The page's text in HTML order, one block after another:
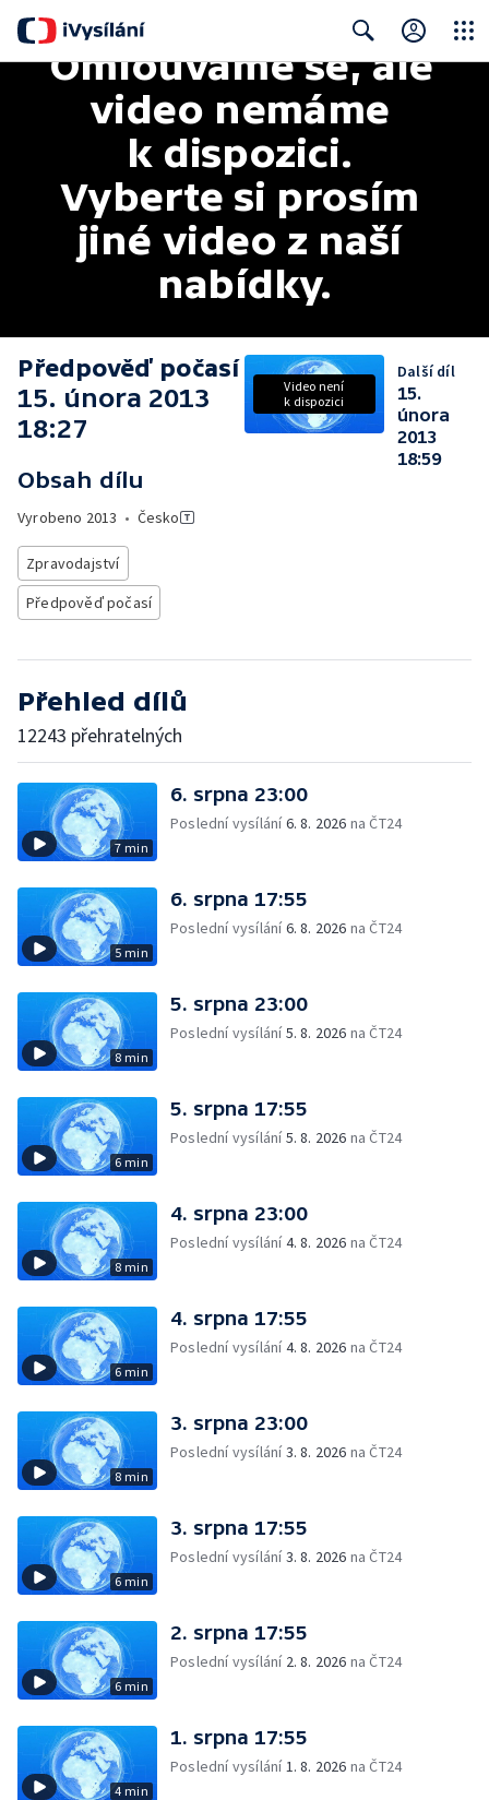
Search
Omlouváme se, ale
video nemáme
k dispozici.
Vyberte si prosím
jiné video z naší
nabídky.
Předpověď počasí
15. února 2013
18:27
Obsah dílu
Vyrobeno 2013 • Česko
Zpravodajství
Předpověď počasí
Video není
k dispozici
Další díl
15.
února
2013
18:59
Přehled dílů
12243 přehratelných
7 min
6. srpna 23:00
Poslední vysílání6. 8. 2026 na ČT24
5 min
6. srpna 17:55
Poslední vysílání6. 8. 2026 na ČT24
8 min
5. srpna 23:00
Poslední vysílání5. 8. 2026 na ČT24
6 min
5. srpna 17:55
Poslední vysílání5. 8. 2026 na ČT24
8 min
4. srpna 23:00
Poslední vysílání4. 8. 2026 na ČT24
6 min
4. srpna 17:55
Poslední vysílání4. 8. 2026 na ČT24
8 min
3. srpna 23:00
Poslední vysílání3. 8. 2026 na ČT24
6 min
3. srpna 17:55
Poslední vysílání3. 8. 2026 na ČT24
6 min
2. srpna 17:55
Poslední vysílání 2. 8. 2026 na ČT24
4 min
1. srpna 17:55
Poslední vysílání1. 8. 2026 na ČT24